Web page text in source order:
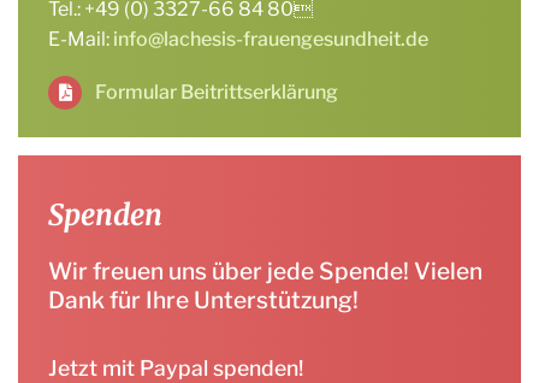
Tel.: +49 (0) 3327-66 84 80
E-Mail: info@lachesis-frauengesundheit.de
Formular Beitrittserklärung
Spenden
Wir freuen uns über jede Spende! Vielen
Dank für Ihre Unterstützung!
Jetzt mit Paypal spenden!